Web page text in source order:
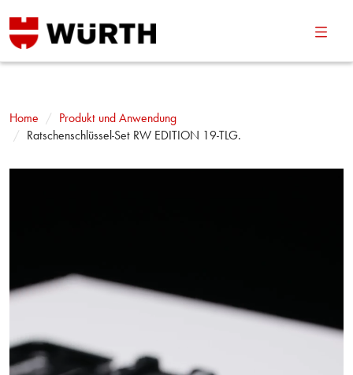
Home
Produkt und Anwendung
Ratschenschlüssel-Set RW EDITION 19-TLG.